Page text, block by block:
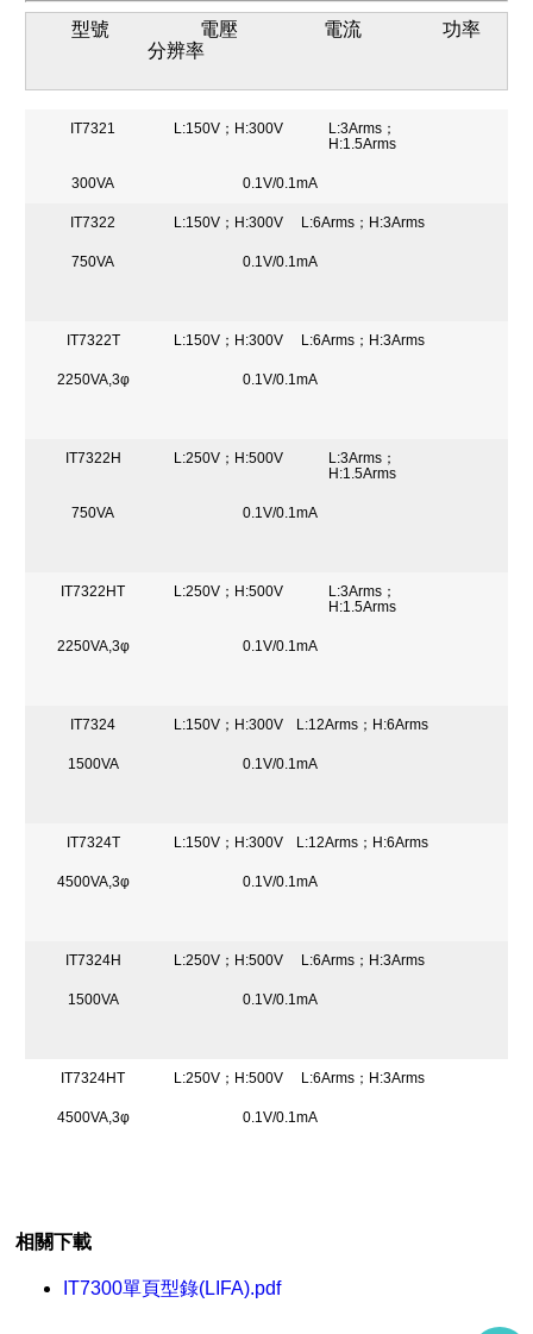
型號 電壓 電流 功率
分辨率
IT7321 L:150V；H:300V
L:3Arms；
H:1.5Arms
300VA 0.1V/0.1mA
IT7322 L:150V；H:300V L:6Arms；H:3Arms
750VA 0.1V/0.1mA
IT7322T L:150V；H:300V L:6Arms；H:3Arms
2250VA,3φ 0.1V/0.1mA
IT7322H L:250V；H:500V
L:3Arms；
H:1.5Arms
750VA 0.1V/0.1mA
IT7322HT L:250V；H:500V
L:3Arms；
H:1.5Arms
2250VA,3φ 0.1V/0.1mA
IT7324 L:150V；H:300V L:12Arms；H:6Arms
1500VA 0.1V/0.1mA
IT7324T L:150V；H:300V L:12Arms；H:6Arms
4500VA,3φ 0.1V/0.1mA
IT7324H L:250V；H:500V L:6Arms；H:3Arms
1500VA 0.1V/0.1mA
IT7324HT L:250V；H:500V L:6Arms；H:3Arms
4500VA,3φ 0.1V/0.1mA
相關下載
IT7300單頁型錄(LIFA).pdf